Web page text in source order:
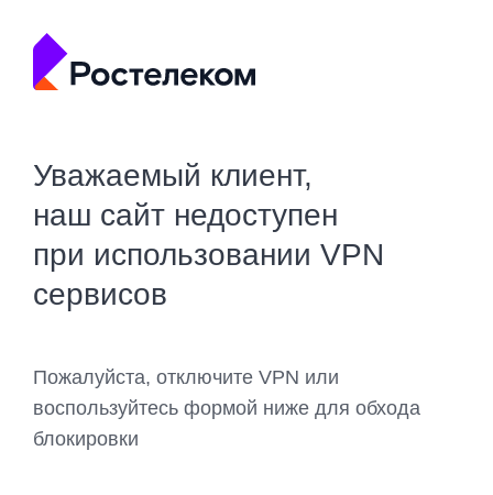
Уважаемый клиент,
наш сайт недоступен
при использовании VPN
сервисов
Пожалуйста, отключите VPN или
воспользуйтесь формой ниже для обхода
блокировки